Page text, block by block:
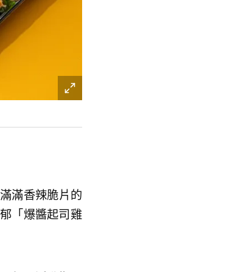
滿香辣脆片的
「 爆醬起司雞